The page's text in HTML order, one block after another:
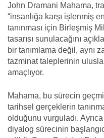
John Dramani Mahama,
“insanlığa karşı işlenmiş
tanınması için Birleşmiş
tasarısı sunulacağını
bir tanımlama değil, aynı
tazminat taleplerinin
amaçlıyor.
Mahama, bu sürecin
tarihsel gerçeklerin
olduğunu vurguladı.
diyalog sürecinin